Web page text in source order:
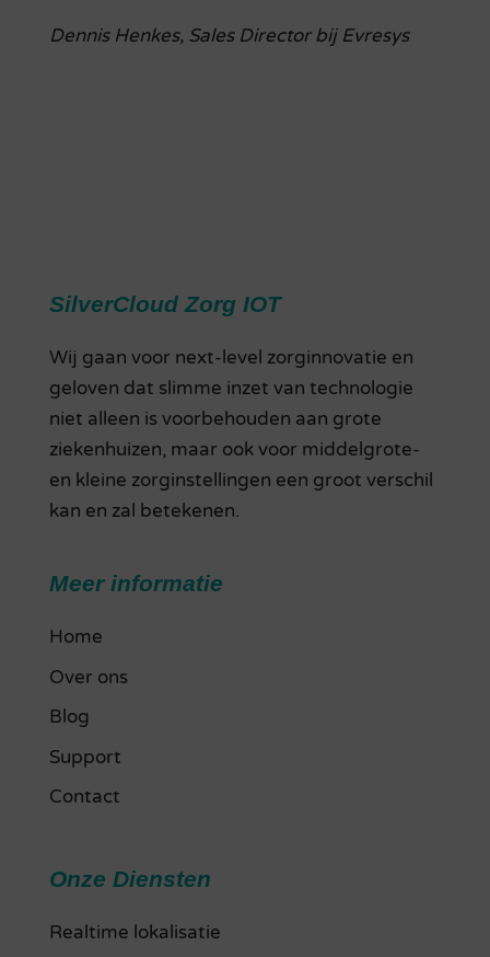
Dennis Henkes, Sales Director bij Evresys
SilverCloud Zorg IOT
Wij gaan voor next-level zorginnovatie en
geloven dat slimme inzet van technologie
niet alleen is voorbehouden aan grote
ziekenhuizen, maar ook voor middelgrote-
en kleine zorginstellingen een groot verschil
kan en zal betekenen.
Meer informatie
Home
Over ons
Blog
Support
Contact
Onze Diensten
Realtime lokalisatie